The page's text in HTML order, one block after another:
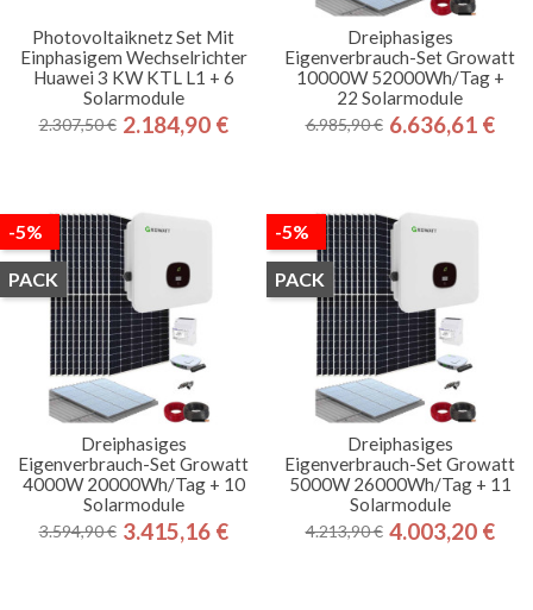
Photovoltaiknetz Set Mit
Einphasigem Wechselrichter
Huawei 3 KW KTL L1 + 6
Solarmodule
Regulärer
2.307,50 € Preis
2.184,90 €
Dreiphasiges
Eigenverbrauch-Set Growatt
10000W 52000Wh/Tag +
22 Solarmodule
Regulärer
6.985,90 € Preis
6.636,61 €
Dreiphasiges
Eigenverbrauch-Set Growatt
4000W 20000Wh/Tag + 10
Solarmodule
Regulärer
3.594,90 € Preis
3.415,16 €
-5%
PACK
Dreiphasiges
Eigenverbrauch-Set Growatt
5000W 26000Wh/Tag + 11
Solarmodule
Regulärer
4.213,90 € Preis
4.003,20 €
-5%
PACK